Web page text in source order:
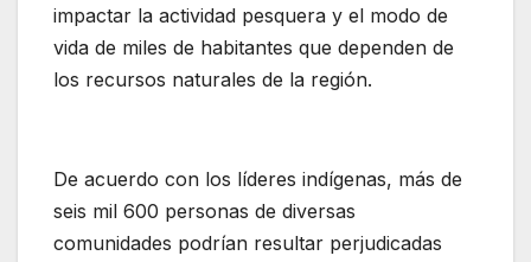
impactar la actividad pesquera y el modo de
vida de miles de habitantes que dependen de
los recursos naturales de la región.
De acuerdo con los líderes indígenas, más de
seis mil 600 personas de diversas
comunidades podrían resultar perjudicadas